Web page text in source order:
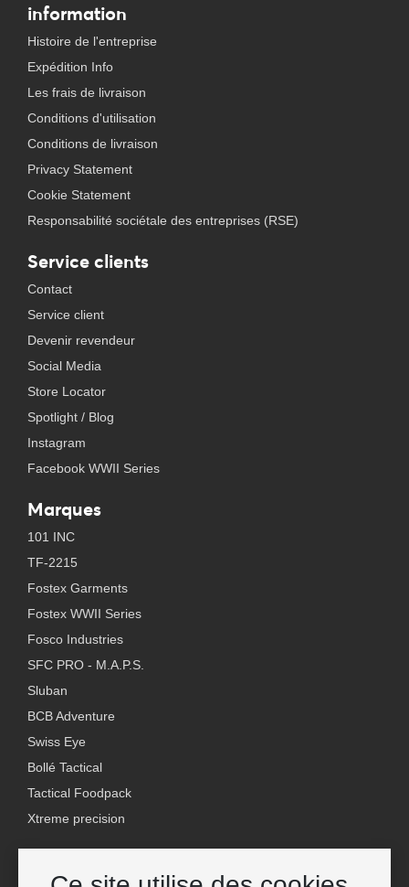
information
Histoire de l'entreprise
Expédition Info
Les frais de livraison
Conditions d'utilisation
Conditions de livraison
Privacy Statement
Cookie Statement
Responsabilité sociétale des entreprises (RSE)
Service clients
Contact
Service client
Devenir revendeur
Social Media
Store Locator
Spotlight / Blog
Instagram
Facebook WWII Series
Marques
101 INC
TF-2215
Fostex Garments
Fostex WWII Series
Fosco Industries
SFC PRO - M.A.P.S.
Sluban
BCB Adventure
Swiss Eye
Bollé Tactical
Tactical Foodpack
Xtreme precision